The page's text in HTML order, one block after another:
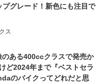
プグレード！新色にも注目で
ス
のある400ccクラスで発売か
ど2024年まで『ベストセラ
のバイクってどれだと思